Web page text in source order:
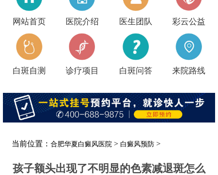
网站首页 医院介绍 医生团队 彩云公益
白斑自测 诊疗项目 白斑问答 来院路线
当前位置：合肥华夏白癜风医院 > 白癜风预防 >
孩子额头出现了不明显的色素减退斑怎么